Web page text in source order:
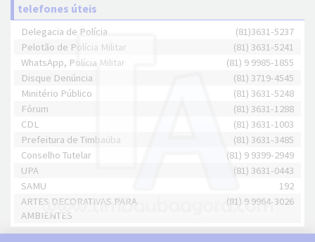
telefones úteis
Delegacia de Polícia
(81)3631-5237
Pelotão de Polícia Militar
(81) 3631-5241
WhatsApp, Polícia Militar
(81) 9 9985-1855
Disque Denúncia
(81) 3719-4545
Minitério Público
(81) 3631-5248
Fórum
(81) 3631-1288
CDL
(81) 3631-1003
Prefeitura de Timbaúba
(81) 3631-3485
Conselho Tutelar
(81) 9 9399-2949
UPA
(81) 3631-0443
SAMU
192
ARTES DECORATIVAS PARA
AMBIENTES
(81) 9 9964-3026